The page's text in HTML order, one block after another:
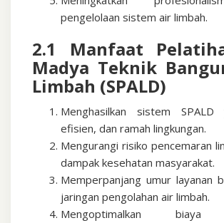
pengelolaan sistem air limbah.
2.1 Manfaat
Madya Teknik
Limbah (SPALD)
Menghasilkan sistem SPALD
efisien, dan ramah lingkungan.
Mengurangi risiko pencemaran
dampak kesehatan masyarakat.
Memperpanjang umur layanan
jaringan pengolahan air limbah.
Mengoptimalkan biaya